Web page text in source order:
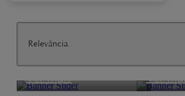
Relevância
Ver mais Ver